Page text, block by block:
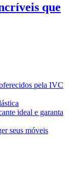
que
pela IVC
ideal e garanta
seus móveis